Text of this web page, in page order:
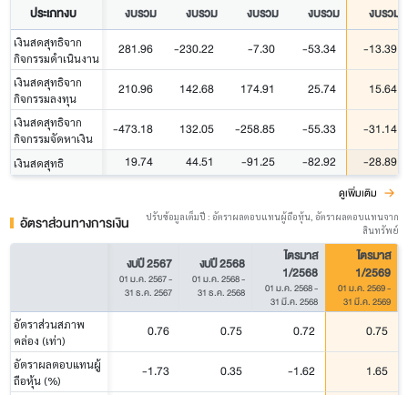
ประเภทงบ งบรวม งบรวม งบรวม งบรวม งบรวม
เงินสดสุทธิจาก
กิจกรรมดำเนินงาน
281.96 -230.22 -7.30 -53.34 -13.39
เงินสดสุทธิจาก
กิจกรรมลงทุน
210.96 142.68 174.91 25.74 15.64
เงินสดสุทธิจาก
กิจกรรมจัดหาเงิน
-473.18 132.05 -258.85 -55.33 -31.14
เงินสดสุทธิ 19.74 44.51 -91.25 -82.92 -28.89
ดูเพิ่มเติม
อัตราส่วนทางการเงิน
ปรับข้อมูลเต็มปี : อัตราผลตอบแทนผู้ถือหุ้น, อัตราผลตอบแทนจาก
สินทรัพย์
งบปี 2567
01 ม.ค. 2567-
31 ธ.ค. 2567
งบปี 2568
01 ม.ค. 2568-
31 ธ.ค. 2568
ไตรมาส
1/2568
01 ม.ค. 2568-
31 มี.ค. 2568
ไตรมาส
1/2569
01 ม.ค. 2569-
31 มี.ค. 2569
อัตราส่วนสภาพ
คล่อง (เท่า)
0.76 0.75 0.72 0.75
อัตราผลตอบแทนผู้
ถือหุ้น (%)
-1.73 0.35 -1.62 1.65